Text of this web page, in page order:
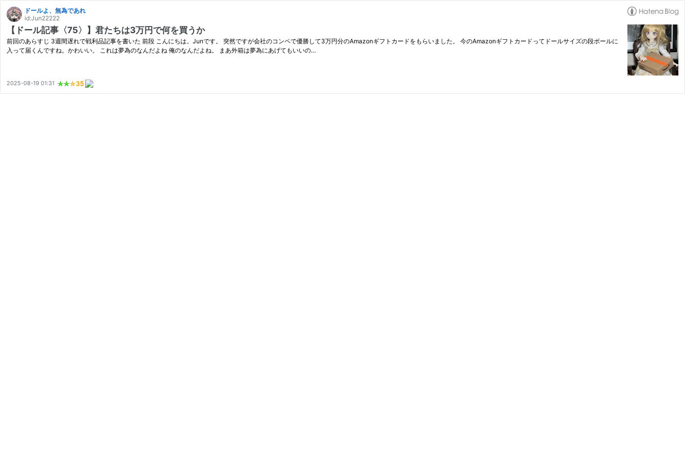
ドールよ、無為であれ
id:Jun22222
【ドール記事〈75〉】君たちは3万円で何を買うか
前回のあらすじ 3週間遅れで戦利品記事を書いた 前段 こんにちは。Junです。 突然ですが会社のコンペで優勝して3万円分のAmazonギフトカードをもらいました。 今のAmazonギフトカードってドールサイズの段ボールに
入って届くんですね。かわいい。 これは夢為のなんだよね 俺のなんだよね。 まあ外箱は夢為にあげてもいいの…
2025-08-19 01:31